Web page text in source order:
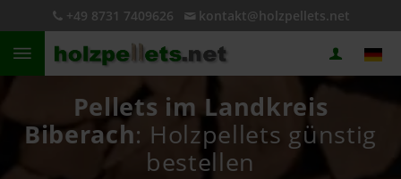
+49 8731 7409626 kontakt@holzpellets.net
Pellets im Landkreis
Biberach: Holzpellets günstig
bestellen